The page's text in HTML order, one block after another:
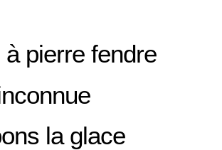
à pierre fendre
la glace